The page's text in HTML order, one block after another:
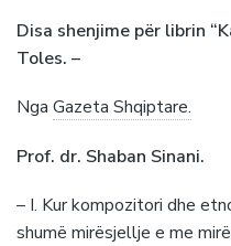
Disa shenjime për librin
Toles. –
Nga Gazeta Shqiptare.
Prof. dr. Shaban Sinani.
– I. Kur kompozitori dhe
shumë mirësjellje e me